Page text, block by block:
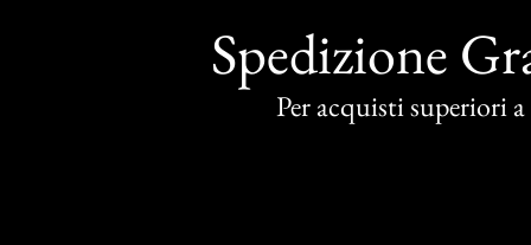
Spedizione
Per acquisti superiori